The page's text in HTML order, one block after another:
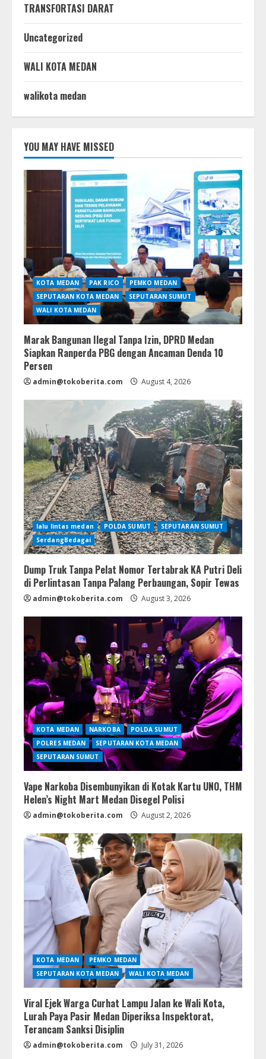
TRANSFORTASI DARAT
Uncategorized
WALI KOTA MEDAN
walikota medan
YOU MAY HAVE MISSED
KOTA MEDAN PAK RICO
PEMKO MEDAN
SEPUTARAN KOTA MEDAN
SEPUTARAN SUMUT
WALI KOTA MEDAN
Marak Bangunan Ilegal Tanpa Izin, DPRD Medan
Siapkan Ranperda PBG dengan Ancaman Denda 10
Persen
admin@tokoberita.com August 4, 2026
lalu lintas medan POLDA SUMUT
SEPUTARAN SUMUT
SerdangBedagai
Dump Truk Tanpa Pelat Nomor Tertabrak KA Putri Deli
di Perlintasan Tanpa Palang Perbaungan, Sopir Tewas
admin@tokoberita.com August 3, 2026
KOTA MEDAN NARKOBA
POLDA SUMUT
POLRES MEDAN
SEPUTARAN KOTA MEDAN
SEPUTARAN SUMUT
Vape Narkoba Disembunyikan di Kotak Kartu UNO, THM
Helen’s Night Mart Medan Disegel Polisi
admin@tokoberita.com August 2, 2026
KOTA MEDAN
PEMKO MEDAN
SEPUTARAN KOTA MEDAN
WALI KOTA MEDAN
Viral Ejek Warga Curhat Lampu Jalan ke Wali Kota,
Lurah Paya Pasir Medan Diperiksa Inspektorat,
Terancam Sanksi Disiplin
admin@tokoberita.com July 31, 2026